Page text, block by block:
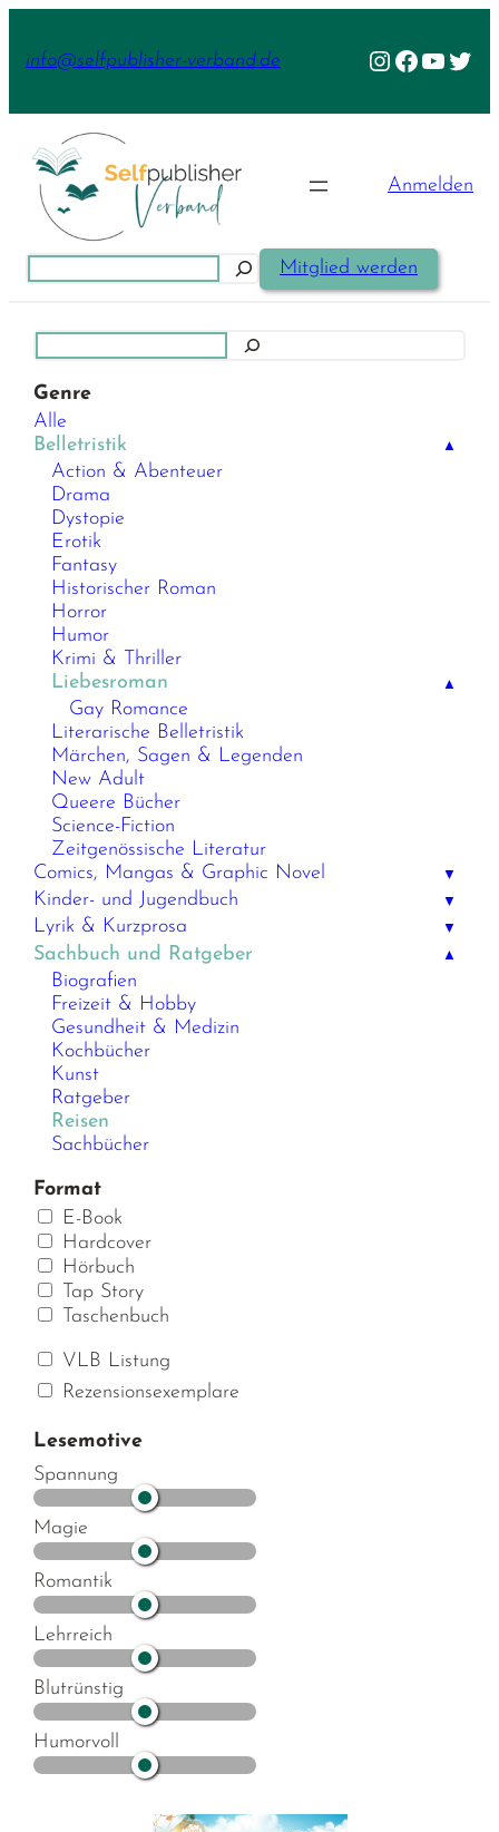
Inhalt
info@selfpublisher-verband.de Instagram
Facebook
Anmelden
Mitglied werden
Genre
Alle
Belletristik
▲
Action & Abenteuer
Drama
Dystopie
Erotik
Fantasy
Historischer Roman
Horror
Humor
Krimi & Thriller
Liebesroman
▲
Gay Romance
Literarische Belletristik
Märchen, Sagen & Legenden
New Adult
Queere Bücher
Science-Fiction
Zeitgenössische Literatur
Comics, Mangas & Graphic Novel
▼
Kinder- und Jugendbuch ▼
Lyrik & Kurzprosa ▼
Sachbuch und Ratgeber ▲
Biografien
Freizeit & Hobby
Gesundheit & Medizin
Kochbücher
Kunst
Ratgeber
Reisen
Sachbücher
Format
E-Book
Hardcover
Hörbuch
Tap Story
Taschenbuch
VLB Listung
Rezensionsexemplare
Lesemotive
Spannung
Magie
Romantik
Lehrreich
Blutrünstig
Humorvoll